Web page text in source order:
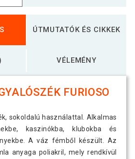
ÚTMUTATÓK ÉS CIKKEK
VÉLEMÉNY
FURIOSO
sokoldalú használattal. Alkalmas
kaszinókba, klubokba és
A váz fémből készült. Az
anyaga poliakril, mely rendkívül